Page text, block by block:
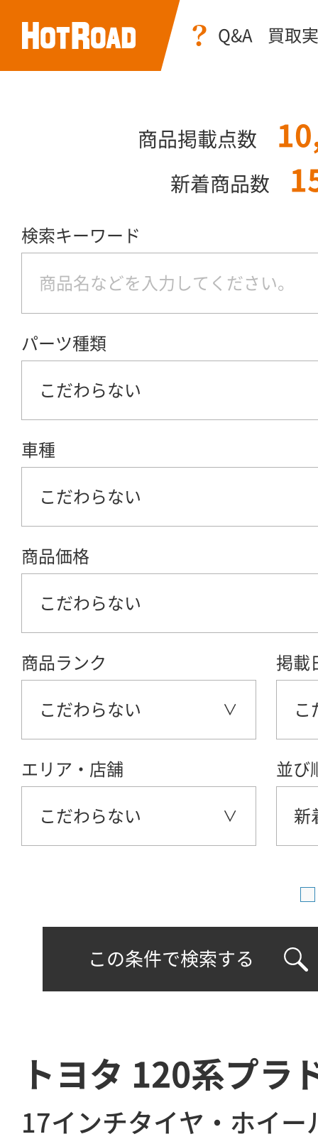
Q&A 買取
商品掲載点数
新着商品数
検索キーワード
パーツ種類
こだわらない
車種
こだわらない
商品価格
こだわらない
商品ランク
こだわらない
掲載
こ
エリア・店舗
こだわらない
並び
新
この条件で検索する
トヨタ 120系プラ
17インチタイヤ・ホイー